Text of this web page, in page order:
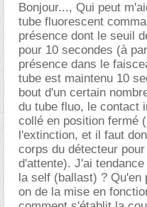
Bonjour..., Qui peut
tube fluorescent
présence dont le seuil
pour 10 secondes (à
présence dans le
tube est maintenu 10
bout d'un certain
du tube fluo, le contact
collé en position fermé
l'extinction, et il faut
corps du détecteur
d'attente). J'ai
la self (ballast) ? Qu'en
on de la mise en